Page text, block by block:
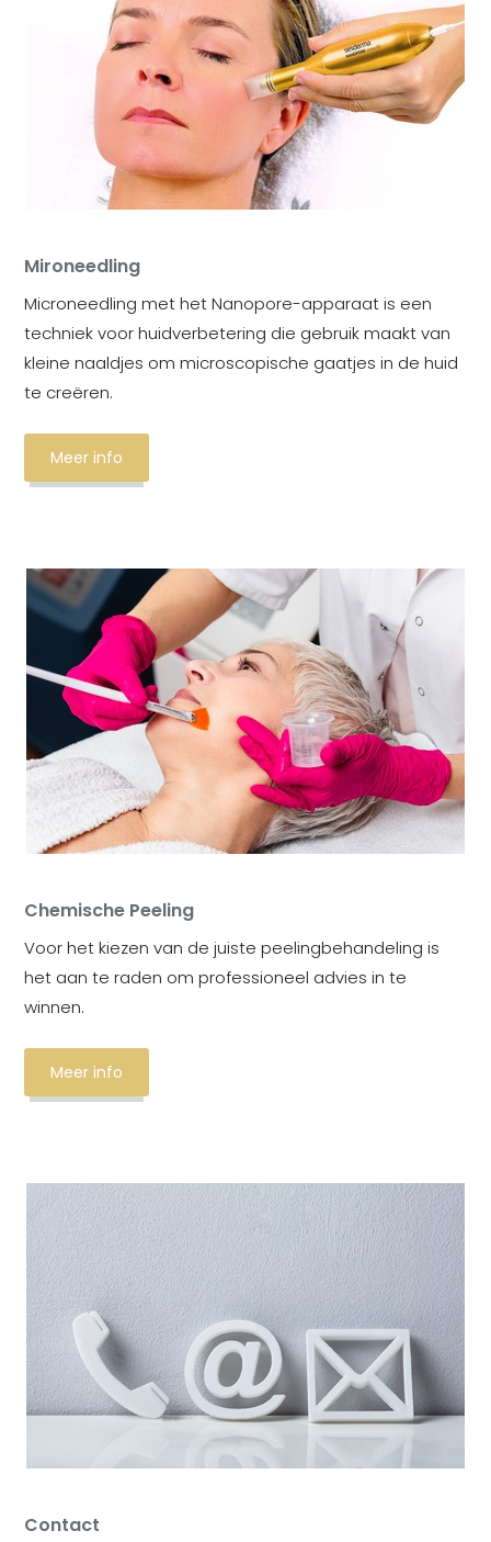
Mironeedling
Microneedling met het Nanopore-apparaat is een
techniek voor huidverbetering die gebruik maakt van
kleine naaldjes om microscopische gaatjes in de huid
te creëren.
Meer info
Chemische Peeling
Voor het kiezen van de juiste peelingbehandeling is
het aan te raden om professioneel advies in te
winnen.
Meer info
Contact